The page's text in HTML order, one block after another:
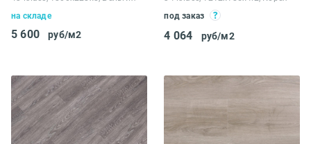
на складе
5 600 руб/м2
под заказ
4 064 руб/м2